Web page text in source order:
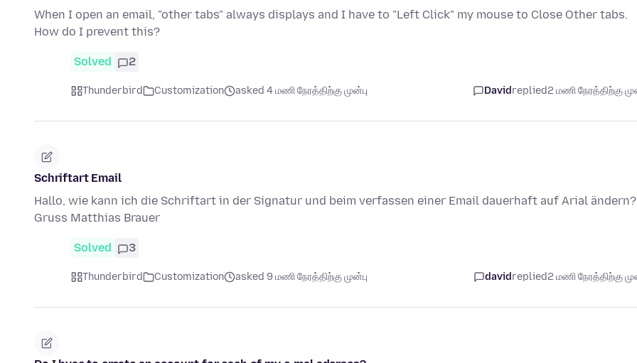
When I open an email, "other tabs" always displays and I have to "Left Click" my mouse to Close Other tabs.
How do I prevent this?
Solved 2
Thunderbird Customization asked 4 மணி நேரத்திற்கு முன்பு Davidreplied2 மணி நேரத்திற்கு
Schriftart Email
Hallo, wie kann ich die Schriftart in der Signatur und beim verfassen einer Email dauerhaft auf Arial ändern?
Gruss Matthias Brauer
Solved 3
Thunderbird Customization asked 9 மணி நேரத்திற்கு முன்பு davidreplied2 மணி நேரத்திற்கு